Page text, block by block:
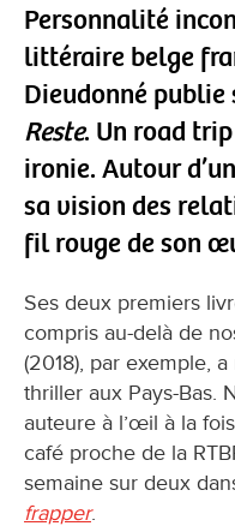
Personnalité
littéraire belge
Dieudonné
Reste. Un road
ironie. Autour
sa vision des
fil rouge de son
Ses deux premiers
compris au-delà de
(2018), par exemple,
thriller aux Pays-Bas.
auteure à l’œil à la
café proche de la
semaine sur deux
frapper.